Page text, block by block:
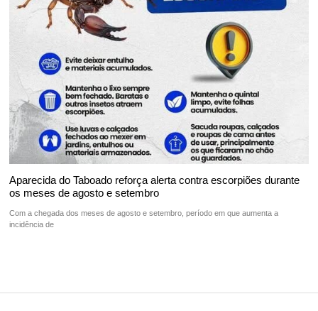
Aparecida do Taboado reforça alerta contra escorpiões durante
os meses de agosto e setembro
Com a chegada dos meses de agosto e setembro, período em que aumenta a
incidência de